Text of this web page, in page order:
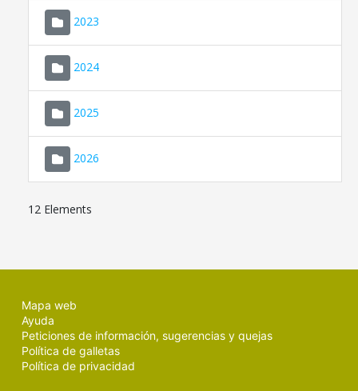
2023
2024
2025
2026
12 Elements
Mapa web
Ayuda
Peticiones de información, sugerencias y quejas
Política de galletas
Política de privacidad